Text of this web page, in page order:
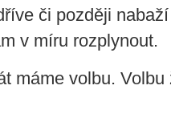
či později
v míru rozplynout.
máme volbu.